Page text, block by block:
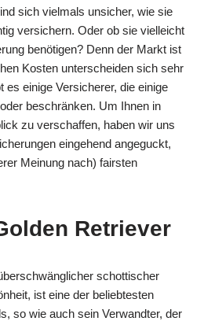
sich vielmals unsicher, wie sie
versichern. Oder ob sie vielleicht
benötigen? Denn der Markt ist
Kosten unterscheiden sich sehr
es einige Versicherer, die einige
beschränken. Um Ihnen in
zu verschaffen, haben wir uns
eingehend angeguckt,
Meinung nach) fairsten
Retriever
schottischer
ist eine der beliebtesten
so wie auch sein Verwandter, der